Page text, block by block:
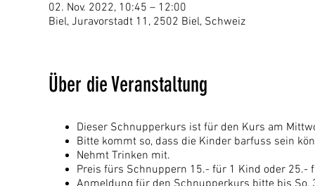
02. Nov. 2022, 10:45 – 12:00
Biel, Juravorstadt 11, 2502 Biel, Schweiz
Über die Veranstaltung
Dieser Schnupperkurs ist für den Kurs am
Bitte kommt so, dass die Kinder barfuss sein
Nehmt Trinken mit.
Preis fürs Schnuppern 15.- für 1 Kind oder